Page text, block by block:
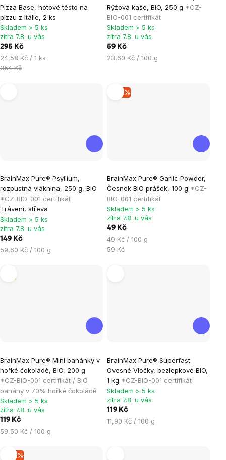
Pizza Base, hotové těsto na
pizzu z Itálie, 2 ks
produktu
je
4,2
z
5
Skladem > 5 ks
zítra 7.8. u vás
295 Kč
Měrná
cena:
24,58 Kč / 1 ks
354 Kč
Rýžová kaše, BIO, 250 g *CZ-
BIO-001 certifikát
produktu
je
2,0
z
5
Skladem > 5 ks
zítra 7.8. u vás
59 Kč
Měrná
23,60 Kč / 100 g
BrainMax Pure® Psyllium,
rozpustná vláknina, 250 g, BIO
*CZ-BIO-001 certifikát
Trávení, střeva
hodnocení
produktu
je
4,6
z
hvězdiček.
Skladem > 5 ks
zítra 7.8. u vás
149 Kč
Měrná
59,60 Kč / 100 g
–16 %
BrainMax Pure® Garlic Powder,
Česnek BIO prášek, 100 g *CZ-
BIO-001 certifikát
hodnocení
produktu
je
5,0
z
5
Skladem > 5 ks
zítra 7.8. u vás
49 Kč
Měrná
cena:
49 Kč / 100 g
59 Kč
BrainMax Pure® Mini banánky v
hořké čokoládě, BIO, 200 g
*CZ-BIO-001 certifikát / BIO
banány v 70% hořké čokoládě
hodnocení
produktu
je
5,0
z
Skladem > 5 ks
zítra 7.8. u vás
119 Kč
Měrná
59,50 Kč / 100 g
BrainMax Pure® Superfast
Ovesné Vločky, bezlepkové BIO,
1 kg *CZ-BIO-001 certifikát
hodnocení
produktu
je
5,0
z
5
Skladem > 5 ks
zítra 7.8. u vás
119 Kč
Měrná
11,90 Kč / 100 g
–12 %